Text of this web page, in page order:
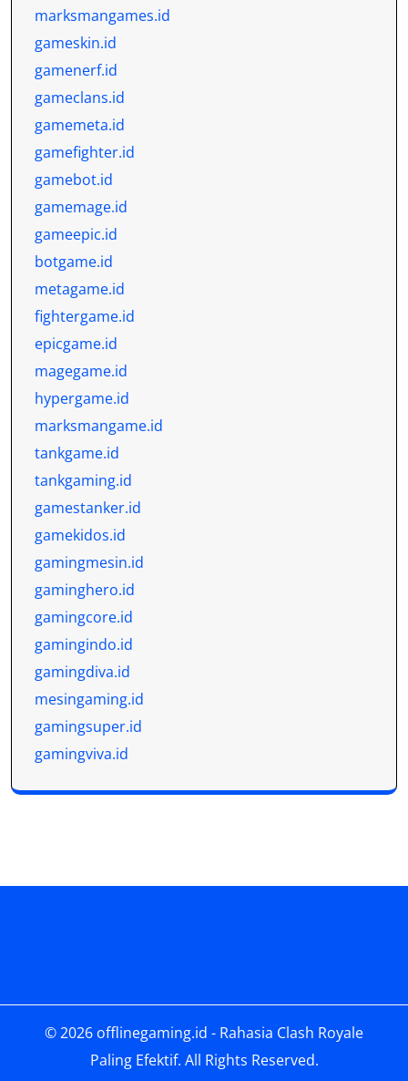
marksmangames.id
gameskin.id
gamenerf.id
gameclans.id
gamemeta.id
gamefighter.id
gamebot.id
gamemage.id
gameepic.id
botgame.id
metagame.id
fightergame.id
epicgame.id
magegame.id
hypergame.id
marksmangame.id
tankgame.id
tankgaming.id
gamestanker.id
gamekidos.id
gamingmesin.id
gaminghero.id
gamingcore.id
gamingindo.id
gamingdiva.id
mesingaming.id
gamingsuper.id
gamingviva.id
© 2026 offlinegaming.id - Rahasia Clash Royale
Paling Efektif. All Rights Reserved.